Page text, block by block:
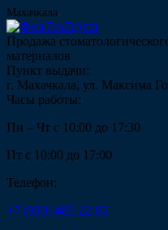
Махачкала
Продажа
материалов
Пункт выдачи:
г. Махачкала, ул. Максима
Часы работы:
Пн – Чт с 10:00 до 17:30
Пт с 10:00 до 17:00
Телефон:
+7 (910) 482-22-82